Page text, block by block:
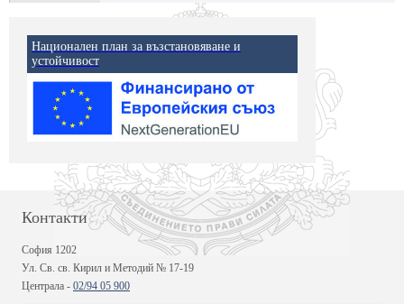
Национален план за възстановяване и
устойчивост
Контакти
София 1202
Ул. Св. св. Кирил и Методий № 17-19
Централа - 02/94 05 900